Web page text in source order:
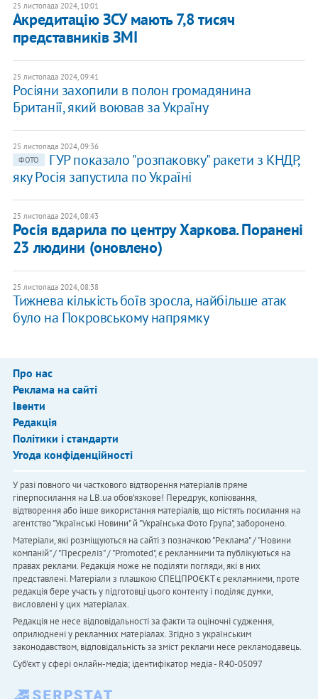
25 листопада 2024, 10:01
Акредитацію ЗСУ мають 7,8 тисяч
представників ЗМІ
25 листопада 2024, 09:41
Росіяни захопили в полон громадянина
Британії, який воював за Україну
25 листопада 2024, 09:36
ФОТО
ГУР показало "розпаковку" ракети з КНДР,
яку Росія запустила по Україні
25 листопада 2024, 08:43
Росія вдарила по центру Харкова. Поранені
23 людини (оновлено)
25 листопада 2024, 08:38
Тижнева кількість боїв зросла, найбільше атак
було на Покровському напрямку
Про нас
Реклама на сайті
Івенти
Редакція
Політики і стандарти
Угода конфіденційності
У разі повного чи часткового відтворення матеріалів пряме
гіперпосилання на LB.ua обов'язкове! Передрук, копіювання,
відтворення або інше використання матеріалів, що містять посилання на
агентство "Українськi Новини" й "Українська Фото Група", заборонено.
Матеріали, які розміщуються на сайті з позначкою "Реклама" / "Новини
компаній" / "Пресреліз" / "Promoted", є рекламними та публікуються на
правах реклами. Редакція може не поділяти погляди, які в них
представлені. Матеріали з плашкою СПЕЦПРОЄКТ є рекламними, проте
редакція бере участь у підготовці цього контенту і поділяє думки,
висловлені у цих матеріалах.
Редакція не несе відповідальності за факти та оціночні судження,
оприлюднені у рекламних матеріалах. Згідно з українським
законодавством, відповідальність за зміст реклами несе рекламодавець.
Cуб'єкт у сфері онлайн-медіа; ідентифікатор медіа - R40-05097